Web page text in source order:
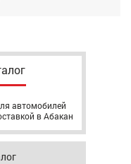
автомобилей
в Абакан